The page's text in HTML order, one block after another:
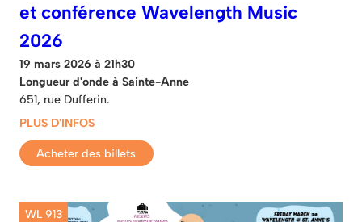
et conférence Wavelength Music
2026
19 mars 2026 à 21h30
Longueur d'onde à Sainte-Anne
651, rue Dufferin.
PLUS D'INFOS
Acheter des billets
WL 913